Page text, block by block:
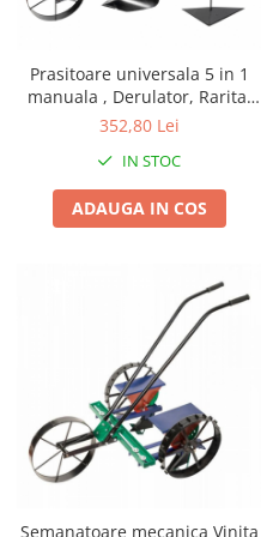
Prasitoare universala 5 in 1
manuala , Derulator, Rarita,
Cultivator, Lama, Brazdar
352,80 Lei
IN STOC
ADAUGA IN COS
Semanatoare mecanica Vinita